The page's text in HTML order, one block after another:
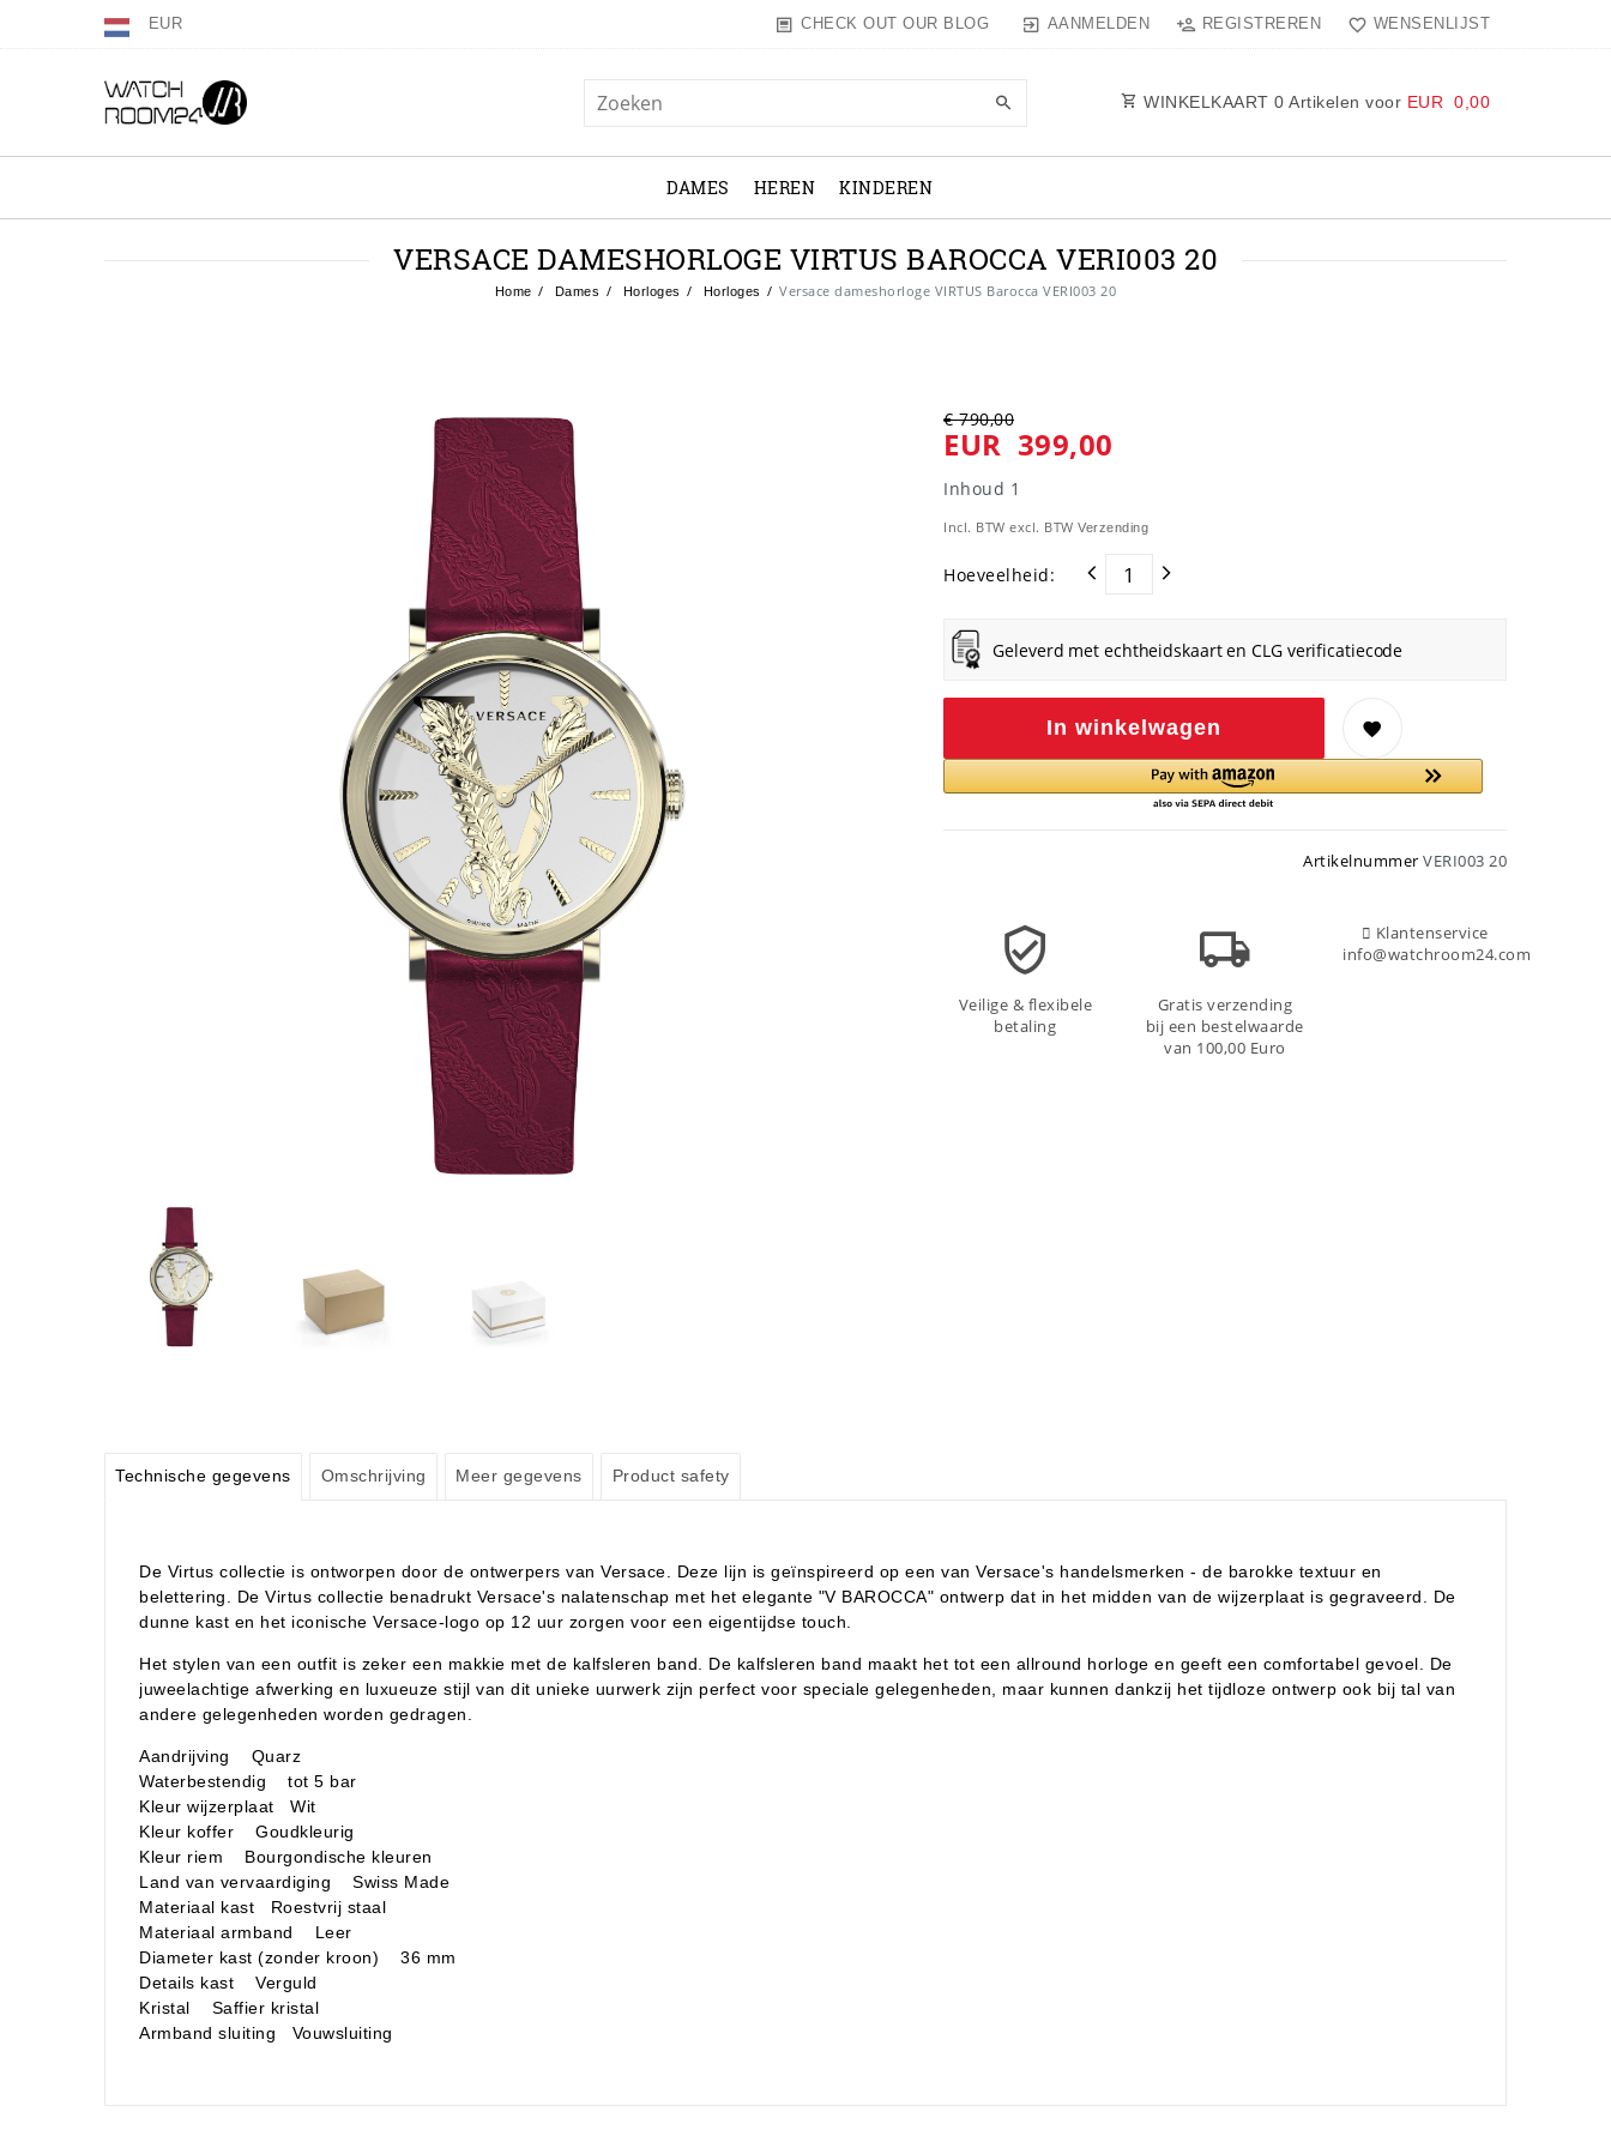
EUR CHECK OUT OUR BLOG AANMELDEN REGISTREREN WENSENLIJST
WINKELKAART 0 Artikelen voor EUR 0,00
DAMES HEREN KINDEREN
VERSACE DAMESHORLOGE VIRTUS BAROCCA VERI003 20
Home Dames Horloges Horloges Versace dameshorloge VIRTUS Barocca VERI003 20
€ 790,00
EUR 399,00
Inhoud 1
Incl. BTW excl. BTW Verzending
Hoeveelheid:
Geleverd met echtheidskaart en CLG verificatiecode
In winkelwagen
Artikelnummer VERI003 20
Veilige & flexibele
betaling
Gratis verzending
bij een bestelwaarde
van 100,00 Euro
Klantenservice
info@watchroom24.com
Technische gegevens Omschrijving Meer gegevens Product safety
De Virtus collectie is ontworpen door de ontwerpers van Versace. Deze lijn is geïnspireerd op een van Versace's handelsmerken - de barokke textuur en
belettering. De Virtus collectie benadrukt Versace's nalatenschap met het elegante "V BAROCCA" ontwerp dat in het midden van de wijzerplaat is gegraveerd. De
dunne kast en het iconische Versace-logo op 12 uur zorgen voor een eigentijdse touch.
Het stylen van een outfit is zeker een makkie met de kalfsleren band. De kalfsleren band maakt het tot een allround horloge en geeft een comfortabel gevoel. De
juweelachtige afwerking en luxueuze stijl van dit unieke uurwerk zijn perfect voor speciale gelegenheden, maar kunnen dankzij het tijdloze ontwerp ook bij tal van
andere gelegenheden worden gedragen.
Aandrijving Quarz
Waterbestendig tot 5 bar
Kleur wijzerplaat Wit
Kleur koffer Goudkleurig
Kleur riem Bourgondische kleuren
Land van vervaardiging Swiss Made
Materiaal kast Roestvrij staal
Materiaal armband Leer
Diameter kast (zonder kroon) 36 mm
Details kast Verguld
Kristal Saffier kristal
Armband sluiting Vouwsluiting